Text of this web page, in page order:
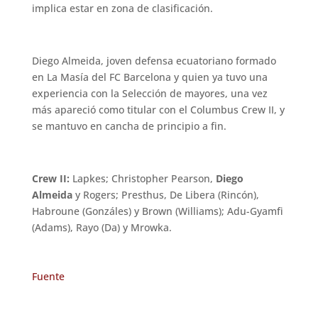
implica estar en zona de clasificación.
Diego Almeida, joven defensa ecuatoriano formado
en La Masía del FC Barcelona y quien ya tuvo una
experiencia con la Selección de mayores, una vez
más apareció como titular con el Columbus Crew II, y
se mantuvo en cancha de principio a fin.
Crew II: Lapkes; Christopher Pearson, Diego
Almeiday Rogers; Presthus, De Libera (Rincón),
Habroune (Gonzáles) y Brown (Williams); Adu-Gyamfi
(Adams), Rayo (Da) y Mrowka.
Fuente